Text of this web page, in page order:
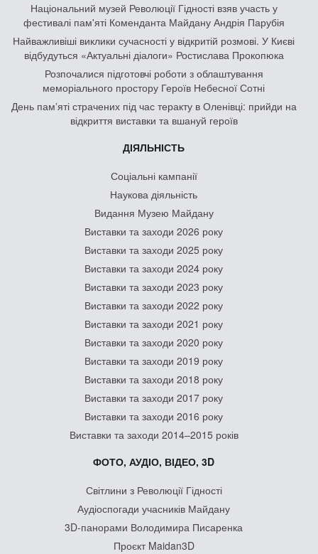
Національний музей Революції Гідності взяв участь у
фестивалі пам'яті Коменданта Майдану Андрія Парубія
Найважливіші виклики сучасності у відкритій розмові. У Києві
відбудуться «Актуальні діалоги» Ростислава Прокопюка
Розпочалися підготовчі роботи з облаштування
меморіального простору Героїв Небесної Сотні
День памʼяті страчених під час теракту в Оленівці: прийди на
відкриття виставки та вшануй героїв
ДІЯЛЬНІСТЬ
Соціальні кампанії
Наукова діяльність
Видання Музею Майдану
Виставки та заходи 2026 року
Виставки та заходи 2025 року
Виставки та заходи 2024 року
Виставки та заходи 2023 року
Виставки та заходи 2022 року
Виставки та заходи 2021 року
Виставки та заходи 2020 року
Виставки та заходи 2019 року
Виставки та заходи 2018 року
Виставки та заходи 2017 року
Виставки та заходи 2016 року
Виставки та заходи 2014–2015 років
ФОТО, АУДІО, ВІДЕО, 3D
Світлини з Революції Гідності
Аудіоспогади учасників Майдану
3D-панорами Володимира Писаренка
Проєкт Maidan3D